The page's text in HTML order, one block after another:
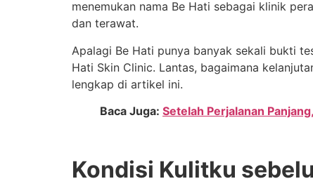
menemukan nama Be Hati sebagai klinik
dan terawat.
Apalagi Be Hati punya banyak sekali bukti
Hati Skin Clinic. Lantas, bagaimana
lengkap di artikel ini.
Baca Juga: Setelah Perjalanan
Kondisi Kulitku